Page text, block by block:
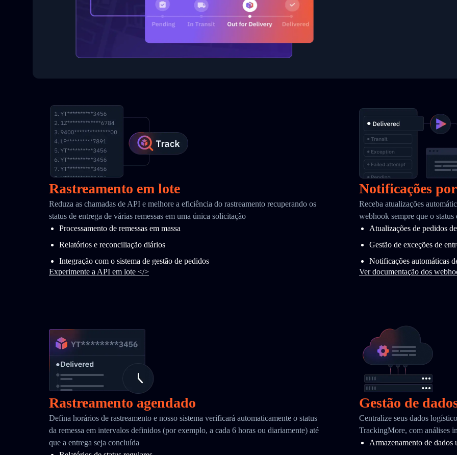
Rastreamento em lote
Reduza as chamadas de API e melhore a eficiência do rastreamento recuperando os
status de entrega de várias remessas em uma única solicitação
Processamento de remessas em massa
Relatórios e reconciliação diários
Integração com o sistema de gestão de pedidos
Experimente a API em lote </>
Notificações
Receba atualizações
webhook sempre que o
Atualizações de pedidos
Gestão de exceções de
Notificações automáticas
Ver documentação dos
Rastreamento agendado
Defina horários de rastreamento e nosso sistema verificará automaticamente o status
da remessa em intervalos definidos (por exemplo, a cada 6 horas ou diariamente) até
que a entrega seja concluída
Gestão de
Centralize seus dados
TrackingMore, com análises
Armazenamento de dados